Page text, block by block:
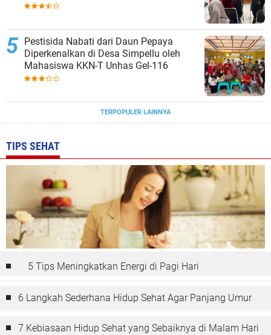
Pestisida Nabati dari Daun Pepaya
Diperkenalkan di Desa Simpellu oleh
Mahasiswa KKN-T Unhas Gel-116
TERPOPULER LAINNYA
TIPS SEHAT
5 Tips Meningkatkan Energi di Pagi Hari
6 Langkah Sederhana Hidup Sehat Agar Panjang Umur
7 Kebiasaan Hidup Sehat yang Sebaiknya di Malam Hari